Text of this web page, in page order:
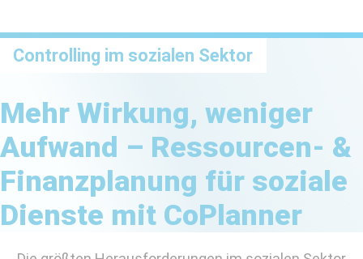
Controlling im sozialen Sektor
Mehr Wirkung, weniger
Aufwand – Ressourcen- &
Finanzplanung für soziale
Dienste mit CoPlanner